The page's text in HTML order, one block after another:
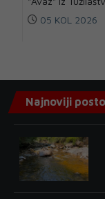
05 KOL 2026
Najnoviji